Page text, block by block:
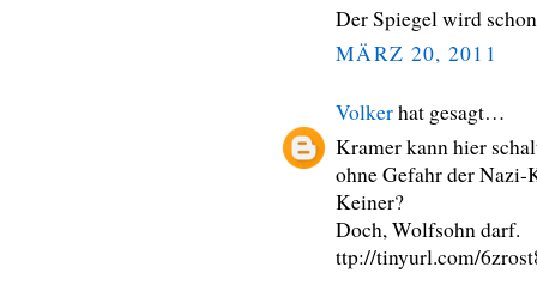
Der Spiegel wird
MÄRZ 20, 2011
Volkerhat gesagt…
Kramer kann hier
ohne Gefahr der
Keiner?
Doch, Wolfsohn darf.
ttp://tinyurl.com/